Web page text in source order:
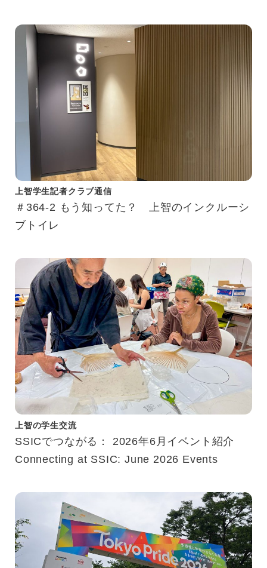
上智学生記者クラブ通信
＃364-2 もう知ってた？ 上智のインクルーシ
ブトイレ
上智の学生交流
SSICでつながる： 2026年6月イベント紹介
Connecting at SSIC: June 2026 Events